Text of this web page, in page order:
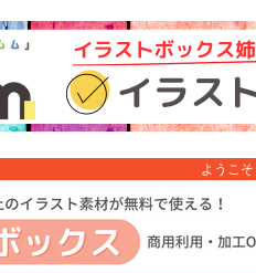
ようこそ